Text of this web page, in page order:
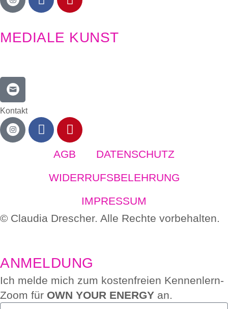
MEDIALE KUNST
Kontakt
AGB
DATENSCHUTZ
WIDERRUFSBELEHRUNG
IMPRESSUM
© Claudia Drescher. Alle Rechte vorbehalten.
ANMELDUNG
Ich melde mich zum kostenfreien Kennenlern-
Zoom für OWN YOUR ENERGY an.